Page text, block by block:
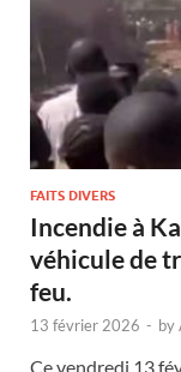
FAITS DIVERS
Incendie à
véhicule de
feu.
13 février 2026 - by
Ce vendredi 13